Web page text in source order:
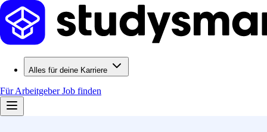
Alles für deine Karriere
Für ArbeitgeberJob finden